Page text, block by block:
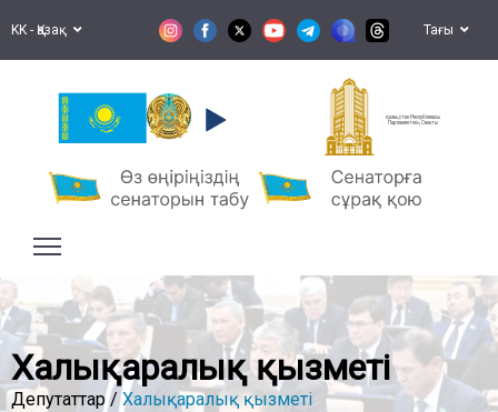
KK - Қазақ Тағы
Қазақстан Республикасы
Парламентінің Сенаты
Халықаралық қызметі
Депутаттар /Халықаралық қызметі